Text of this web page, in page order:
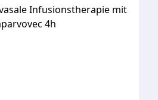
Infusionstherapie mit
4h